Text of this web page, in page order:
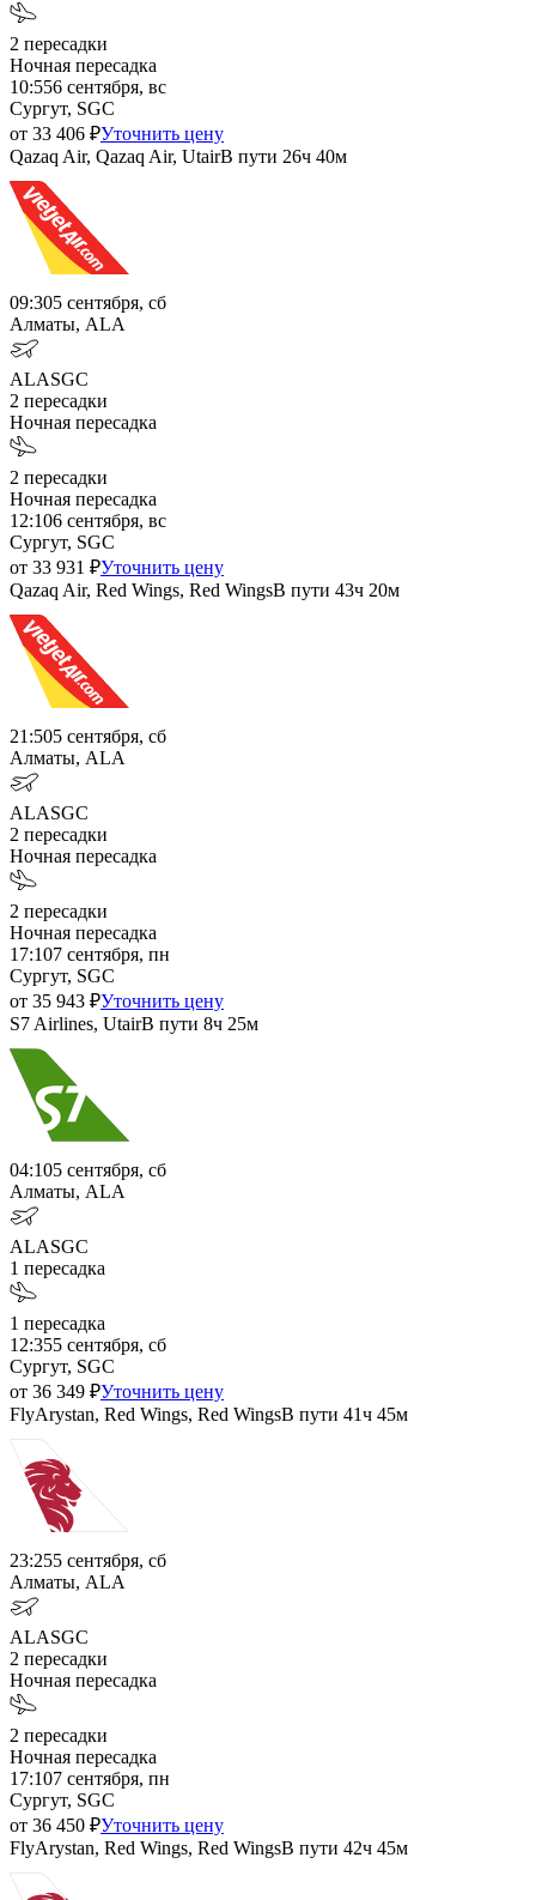
2 пересадки
Ночная пересадка
10:556 сентября, вс
Сургут, SGC
от 33 406 ₽Уточнить цену
Qazaq Air, Qazaq Air, UtairВ пути 26ч 40м
09:305 сентября, сб
Алматы, ALA
ALASGC
2 пересадки
Ночная пересадка
2 пересадки
Ночная пересадка
12:106 сентября, вс
Сургут, SGC
от 33 931 ₽Уточнить цену
Qazaq Air, Red Wings, Red WingsВ пути 43ч 20м
21:505 сентября, сб
Алматы, ALA
ALASGC
2 пересадки
Ночная пересадка
2 пересадки
Ночная пересадка
17:107 сентября, пн
Сургут, SGC
от 35 943 ₽Уточнить цену
S7 Airlines, UtairВ пути 8ч 25м
04:105 сентября, сб
Алматы, ALA
ALASGC
1 пересадка
1 пересадка
12:355 сентября, сб
Сургут, SGC
от 36 349 ₽Уточнить цену
FlyArystan, Red Wings, Red WingsВ пути 41ч 45м
23:255 сентября, сб
Алматы, ALA
ALASGC
2 пересадки
Ночная пересадка
2 пересадки
Ночная пересадка
17:107 сентября, пн
Сургут, SGC
от 36 450 ₽Уточнить цену
FlyArystan, Red Wings, Red WingsВ пути 42ч 45м